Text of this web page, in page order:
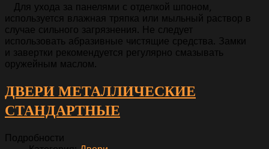
Для ухода за панелями с отделкой шпоном,
используется влажная тряпка или мыльный раствор в
случае сильного загрязнения. Не следует
использовать абразивные чистящие средства. Замки
и завертки рекомендуется регулярно смазывать
оружейным маслом.
ДВЕРИ МЕТАЛЛИЧЕСКИЕ
СТАНДАРТНЫЕ
Подробности